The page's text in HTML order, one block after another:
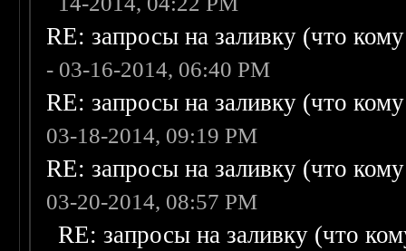
RE: запросы на заливку (что
- 03-16-2014, 06:40 PM
RE: запросы на заливку (что
03-18-2014, 09:19 PM
RE: запросы на заливку (что
03-20-2014, 08:57 PM
RE: запросы на заливку (что